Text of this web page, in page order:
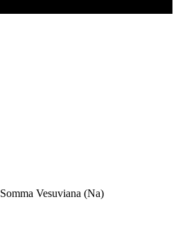
Somma Vesuviana (Na)